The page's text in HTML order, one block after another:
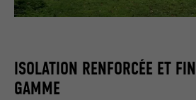
ISOLATION RENFORCÉE ET
GAMME